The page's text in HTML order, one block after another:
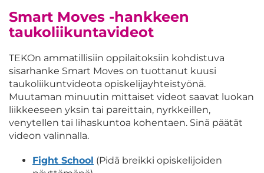
Smart Moves -hankkeen
taukoliikuntavideot
TEKOn ammatillisiin oppilaitoksiin kohdistuva
sisarhanke Smart Moves on tuottanut kuusi
taukoliikuntvideota opiskelijayhteistyönä.
Muutaman minuutin mittaiset videot saavat luokan
liikkeeseen yksin tai pareittain, nyrkkeillen,
venytellen tai lihaskuntoa kohentaen. Sinä päätät
videon valinnalla.
Fight School (Pidä breikki opiskelijoiden